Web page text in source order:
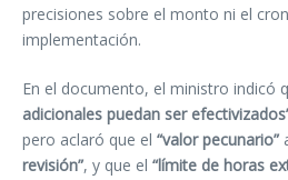
precisiones sobre el monto ni el
implementación.
En el documento, el ministro indicó
adicionales puedan ser
pero aclaró que el “valor pecunario”
revisión”, y que el “límite de horas